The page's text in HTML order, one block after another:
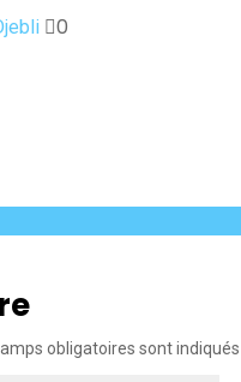
0
obligatoires sont